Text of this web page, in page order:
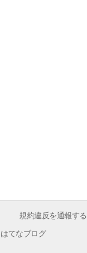
規約違反を通報する
はてなブログ